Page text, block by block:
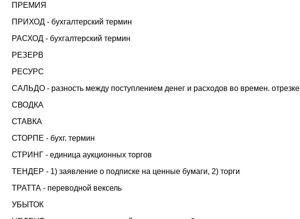
ПРЕМИЯ
ПРИХОД - бухгалтерский термин
РАСХОД - бухгалтерский термин
РЕЗЕРВ
РЕСУРС
САЛЬДО - разность между поступлением денег и расходов во времен. отрезке
СВОДКА
СТАВКА
СТОРПЕ - бухг. термин
СТРИНГ - единица аукционных торгов
ТЕНДЕР - 1) заявление о подписке на ценные бумаги, 2) торги
ТРАТТА - переводной вексель
УБЫТОК